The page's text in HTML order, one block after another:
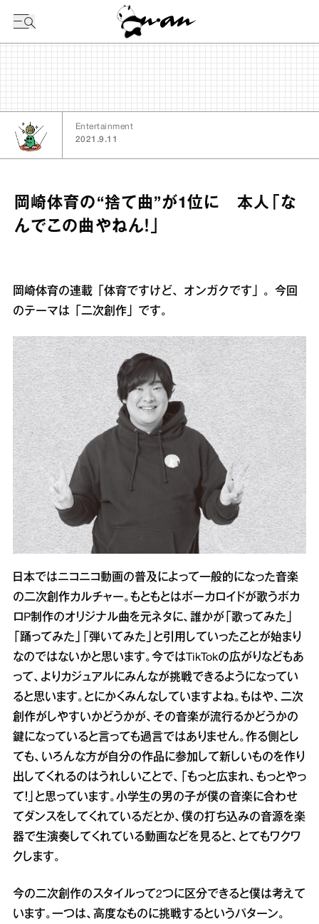
Entertainment
2021.9.11
岡崎体育の“捨て曲”が1位に 本人「な
んでこの曲やねん！」
岡崎体育の連載「体育ですけど、オンガクです」。今回
のテーマは「二次創作」です。
日本ではニコニコ動画の普及によって一般的になった音楽
の二次創作カルチャー。もともとはボーカロイドが歌うボカ
ロP制作のオリジナル曲を元ネタに、誰かが「歌ってみた」
「踊ってみた」「弾いてみた」と引用していったことが始まり
なのではないかと思います。今ではTikTokの広がりなどもあ
って、よりカジュアルにみんなが挑戦できるようになってい
ると思います。とにかくみんなしていますよね。もはや、二次
創作がしやすいかどうかが、その音楽が流行るかどうかの
鍵になっていると言っても過言ではありません。作る側とし
ても、いろんな方が自分の作品に参加して新しいものを作り
出してくれるのはうれしいことで、「もっと広まれ、もっとやっ
て！」と思っています。小学生の男の子が僕の音楽に合わせ
てダンスをしてくれているだとか、僕の打ち込みの音源を楽
器で生演奏してくれている動画などを見ると、とてもワクワ
クします。
今の二次創作のスタイルって2つに区分できると僕は考えて
います。一つは、高度なものに挑戦するというパターン。